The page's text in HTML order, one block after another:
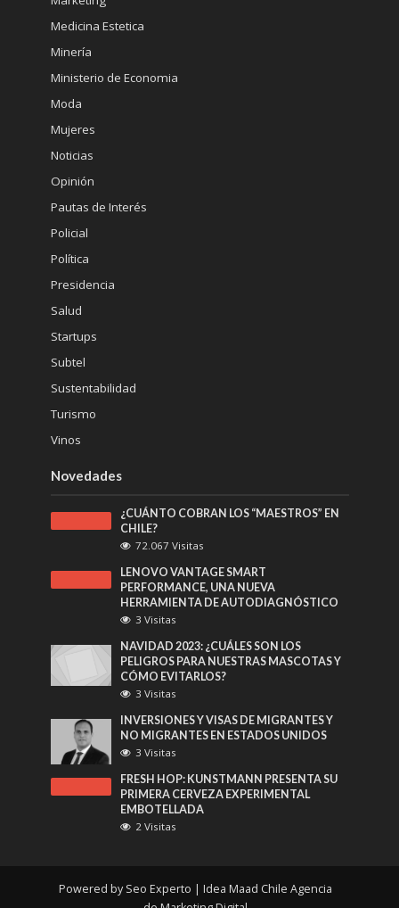
Medicina Estetica
Minería
Ministerio de Economia
Moda
Mujeres
Noticias
Opinión
Pautas de Interés
Policial
Política
Presidencia
Salud
Startups
Subtel
Sustentabilidad
Turismo
Vinos
Novedades
¿CUÁNTO COBRAN LOS “MAESTROS” EN
CHILE?
72.067 Visitas
LENOVO VANTAGE SMART
PERFORMANCE, UNA NUEVA
HERRAMIENTA DE AUTODIAGNÓSTICO
3 Visitas
NAVIDAD 2023: ¿CUÁLES SON LOS
PELIGROS PARA NUESTRAS MASCOTAS Y
CÓMO EVITARLOS?
3 Visitas
INVERSIONES Y VISAS DE MIGRANTES Y
NO MIGRANTES EN ESTADOS UNIDOS
3 Visitas
FRESH HOP: KUNSTMANN PRESENTA SU
PRIMERA CERVEZA EXPERIMENTAL
EMBOTELLADA
2 Visitas
Powered by Seo Experto | Idea Maad Chile Agencia